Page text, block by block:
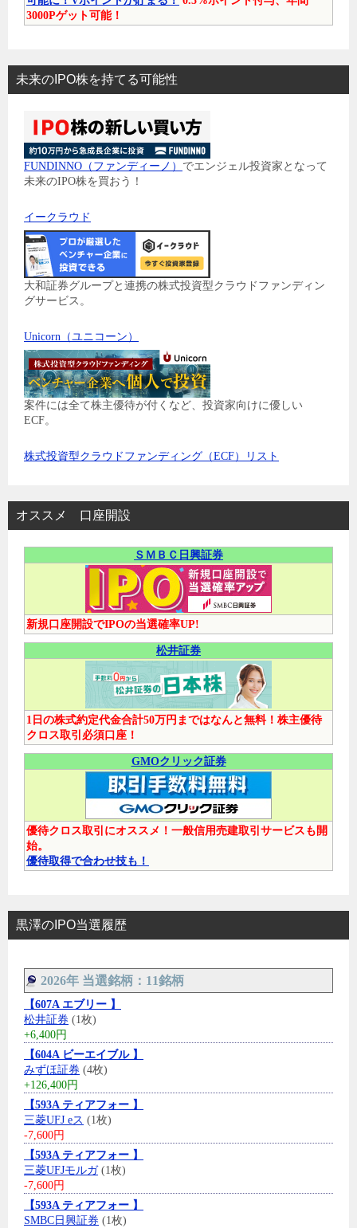
3000Pゲット可能！
未来のIPO株を持てる可能性
FUNDINNO（ファンディーノ） でエンジェル投資家となって
未来のIPO株を買おう！
イークラウド
大和証券グループと連携の株式投資型クラウドファンディン
グサービス。
Unicorn（ユニコーン）
案件には全て株主優待が付くなど、投資家向けに優しい
ECF。
株式投資型クラウドファンディング（ECF）リスト
オススメ 口座開設
ＳＭＢＣ日興証券
新規口座開設でIPOの当選確率UP!
松井証券
1日の株式約定代金合計50万円まではなんと無料！株主優待
クロス取引必須口座！
GMOクリック証券
優待クロス取引にオススメ！一般信用売建取引サービスも開
始。
優待取得で合わせ技も！
黒澤のIPO当選履歴
2026年 当選銘柄：11銘柄
【607A エブリー 】
松井証券 (1枚)
+6,400円
【604A ビーエイブル 】
みずほ証券 (4枚)
+126,400円
【593A ティアフォー 】
三菱UFJ eス (1枚)
-7,600円
【593A ティアフォー 】
三菱UFJモルガ(1枚)
-7,600円
【593A ティアフォー 】
SMBC日興証券 (1枚)